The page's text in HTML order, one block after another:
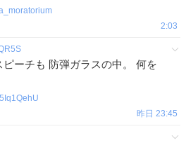
2:03
ーチも 防弾ガラスの中。 何を
昨日 23:45